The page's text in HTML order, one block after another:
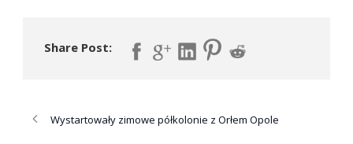
Share Post:
Wystartowały zimowe półkolonie z Orłem Opole